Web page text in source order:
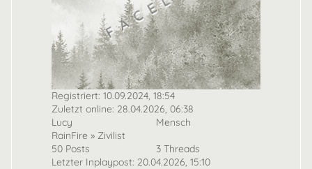
Registriert: 10.09.2024, 18:54
Zuletzt online: 28.04.2026, 06:38
Lucy
Mensch
RainFire » Zivilist
50 Posts
3 Threads
Letzter Inplaypost: 20.04.2026, 15:10